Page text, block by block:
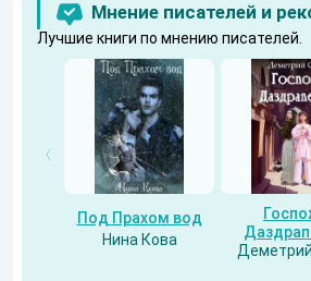
Мнение писателей и
Лучшие книги по мнению писателей.
Под Прахом вод
Нина Кова